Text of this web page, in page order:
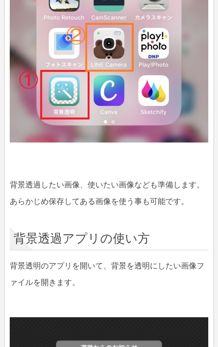
背景透過したい画像、使いたい画像なども準備します。
あらかじめ保存してある画像を使う事も可能です。
背景透過アプリの使い方
背景透明のアプリを開いて、背景を透明にしたい画像フ
ァイルを開きます。